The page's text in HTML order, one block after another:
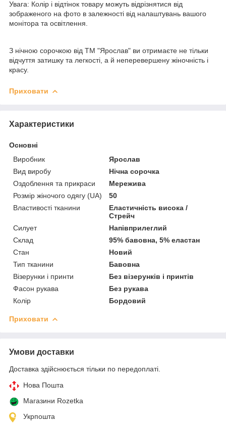
Увага: Колір і відтінок товару можуть відрізнятися від
зображеного на фото в залежності від налаштувань вашого
монітора та освітлення.
З нічною сорочкою від ТМ "Ярослав" ви отримаєте не тільки
відчуття затишку та легкості, а й неперевершену жіночність і
красу.
Приховати
Характеристики
Основні
Виробник
Ярослав
Вид виробу
Нічна сорочка
Оздоблення та прикраси
Мережива
Розмір жіночого одягу (UA)
50
Властивості тканини
Еластичність висока /
Стрейч
Силует
Напівприлеглий
Склад
95% бавовна, 5% еластан
Стан
Новий
Тип тканини
Бавовна
Візерунки і принти
Без візерунків і принтів
Фасон рукава
Без рукава
Колір
Бордовий
Приховати
Умови доставки
Доставка здійснюється тільки по передоплаті.
Нова Пошта
Магазини Rozetka
Укрпошта